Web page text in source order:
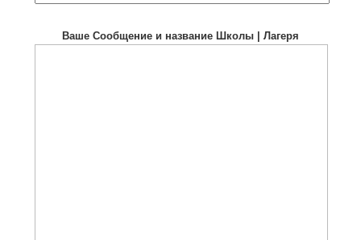
Ваше Сообщение и название Школы | Лагеря